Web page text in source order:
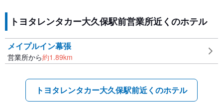
トヨタレンタカー大久保駅前営業所近くのホテル
メイプルイン幕張
営業所から約1.89km
トヨタレンタカー大久保駅前近くのホテル